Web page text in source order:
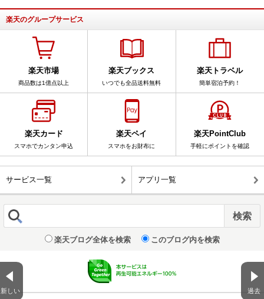
新しい 過去
楽天のグループサービス
楽天市場
商品数は1億点以上
楽天ブックス
いつでも全品送料無料
楽天トラベル
簡単宿泊予約！
楽天カード
スマホでカンタン申込
楽天ペイ
スマホをお財布に
楽天PointClub
手軽にポイントを確認
サービス一覧 アプリ一覧
楽天ブログ全体を検索 このブログ内を検索